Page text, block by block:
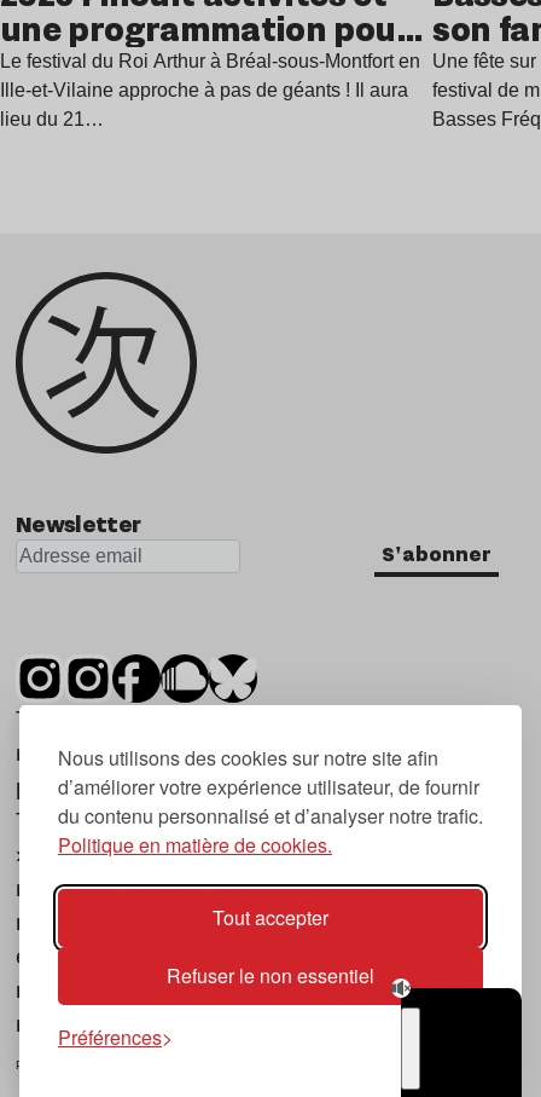
Nous utilisons des cookies sur notre site afin
d’améliorer votre expérience utilisateur, de fournir
du contenu personnalisé et d’analyser notre trafic.
Politique en matière de cookies.
Tout accepter
Refuser le non essentiel
Préférences
une programmation pour
festoyer
Le festival du Roi Arthur à Bréal-sous-Montfort en
Ille-et-Vilaine approche à pas de géants ! Il aura
lieu du 21…
son
juillet
Une fête
festival de
Basses
Newsletter
S'abonner
Tsugi est un mensuel indépendant sur la
musique et les nouvelles tendances, dont la
première parution date de 2007.
Tsugi en japonais signifie « prochain », « suivant
», ce qui correspond à la thématique du
magazine, à l’affût des nouvelles tendances
musicales, qu’elles viennent de la musique
électronique, du rock ou du hip hop, et des
nouveaux phénomènes de société liés à la
musique.
POLITIQUE DE COOKIES (UE)